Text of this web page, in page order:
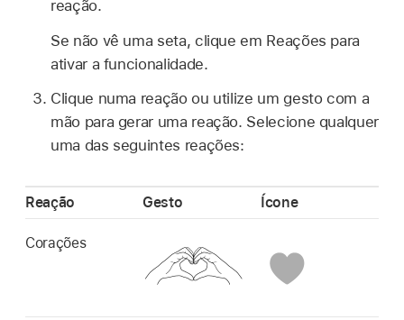
reação.
Se não vê uma seta, clique em Reações para
ativar a funcionalidade.
Clique numa reação ou utilize um gesto com a
mão para gerar uma reação. Selecione qualquer
uma das seguintes reações:
Reação Gesto Ícone
Corações